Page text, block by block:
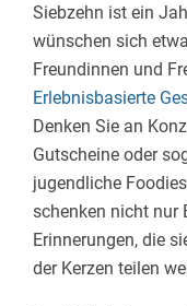
Siebzehn ist ein
wünschen sich
Freundinnen und
Erlebnisbasierte
Denken Sie an
Gutscheine oder
jugendliche
schenken nicht nur
Erinnerungen, die
der Kerzen teilen